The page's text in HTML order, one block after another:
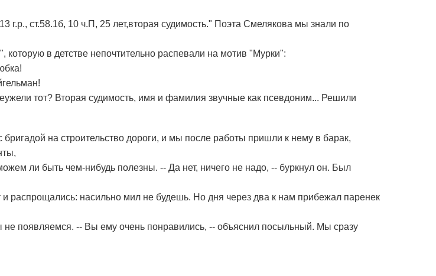
г.р., ст.58.1б, 10 ч.П, 25 лет,вторая судимость." Поэта Смелякова мы знали по
в детстве непочтительно распевали на мотив "Мурки":
тот? Вторая судимость, имя и фамилия звучные как псевдоним... Решили
бригадой на строительство дороги, и мы после работы пришли к нему в барак,
ли быть чем-нибудь полезны. -- Да нет, ничего не надо, -- буркнул он. Был
распрощались: насильно мил не будешь. Но дня через два к нам прибежал паренек
не появляемся. -- Вы ему очень понравились, -- объяснил посыльный. Мы сразу